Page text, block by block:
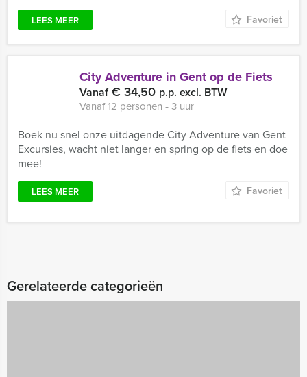
LEES MEER Favoriet
City Adventure in Gent op de Fiets
Vanaf€ 34,50 p.p. excl. BTW
Vanaf 12 personen ‐ 3 uur
Boek nu snel onze uitdagende City Adventure van Gent
Excursies, wacht niet langer en spring op de fiets en doe
mee!
LEES MEER Favoriet
Gerelateerde categorieën